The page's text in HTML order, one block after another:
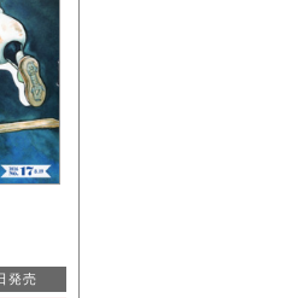
発売